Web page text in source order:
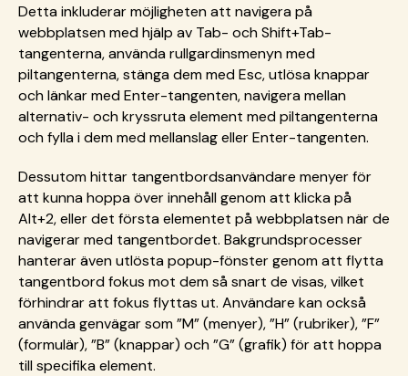
Detta inkluderar möjligheten att navigera på
webbplatsen med hjälp av Tab- och Shift+Tab-
tangenterna, använda rullgardinsmenyn med
piltangenterna, stänga dem med Esc, utlösa knappar
och länkar med Enter-tangenten, navigera mellan
alternativ- och kryssruta element med piltangenterna
och fylla i dem med mellanslag eller Enter-tangenten.
Dessutom hittar tangentbordsanvändare menyer för
att kunna hoppa över innehåll genom att klicka på
Alt+2, eller det första elementet på webbplatsen när de
navigerar med tangentbordet. Bakgrundsprocesser
hanterar även utlösta popup-fönster genom att flytta
tangentbord fokus mot dem så snart de visas, vilket
förhindrar att fokus flyttas ut. Användare kan också
använda genvägar som ”M” (menyer), ”H” (rubriker), ”F”
(formulär), ”B” (knappar) och ”G” (grafik) för att hoppa
till specifika element.